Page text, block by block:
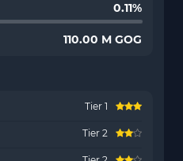
0.11%
110.00 M GOG
Tier 1
Tier 2